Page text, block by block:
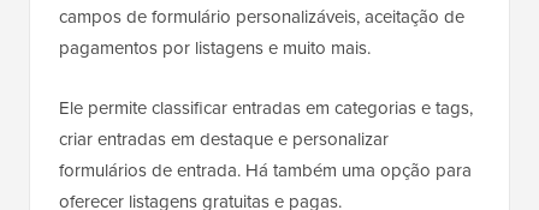
campos de formulário personalizáveis, aceitação de
pagamentos por listagens e muito mais.
Ele permite classificar entradas em categorias e tags,
criar entradas em destaque e personalizar
formulários de entrada. Há também uma opção para
oferecer listagens gratuitas e pagas.